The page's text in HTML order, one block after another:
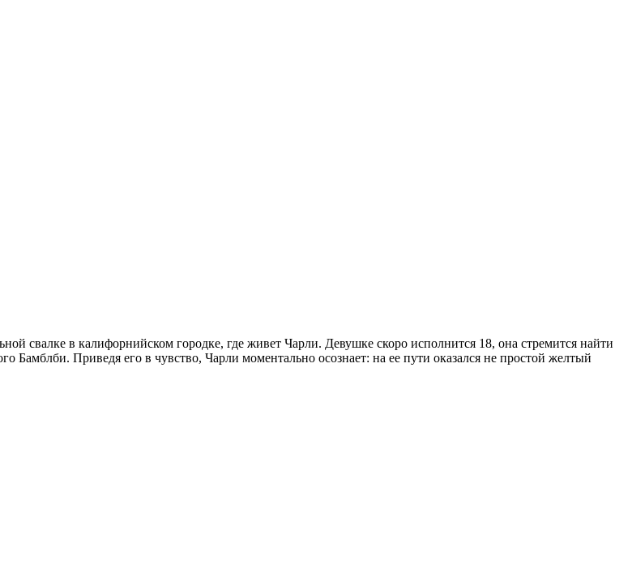
свалке в калифорнийском городке, где живет Чарли. Девушке скоро исполнится 18, она стремится найти
Бамблби. Приведя его в чувство, Чарли моментально осознает: на ее пути оказался не простой желтый